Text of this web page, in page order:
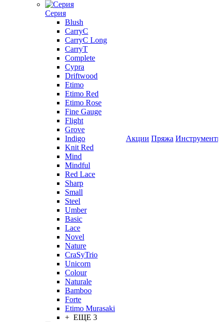
Серия
Blush
CarryC
CarryC Long
CarryT
Complete
Cypra
Driftwood
Etimo
Etimo Red
Etimo Rose
Fine Gauge
Flight
Grove
Indigo
Knit Red
Mind
Mindful
Red Lace
Sharp
Small
Steel
Umber
Basic
Lace
Novel
Nature
CraSyTrio
Unicorn
Colour
Naturale
Bamboo
Forte
Etimo Murasaki
+ ЕЩЕ 3
Акции Пряжа Инструменты